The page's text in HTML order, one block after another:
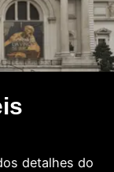
detalhes do